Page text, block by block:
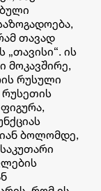
თავად
„თავისი“. ის
მოკავშირე,
რუსული
რუსეთის
ბოლომდე,